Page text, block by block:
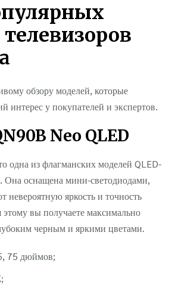
обзору моделей, которые
интерес у покупателей и экспертов.
Neo QLED
одна из флагманских моделей QLED-
Она оснащена мини-светодиодами,
невероятную яркость и точность
этому вы получаете максимально
черным и яркими цветами.
75 дюймов;